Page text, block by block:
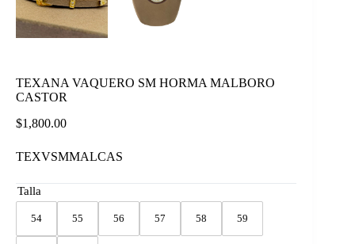
TEXANA VAQUERO SM HORMA MALBORO
CASTOR
$1,800.00
TEXVSMMALCAS
Talla
54 55 56 57 58 59